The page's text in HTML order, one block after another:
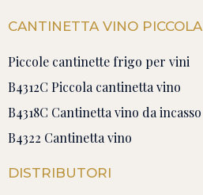
CANTINETTA VINO PICCOLA
Piccole cantinette frigo per vini
B4312C Piccola cantinetta vino
B4318C Cantinetta vino da incasso
B4322 Cantinetta vino
DISTRIBUTORI